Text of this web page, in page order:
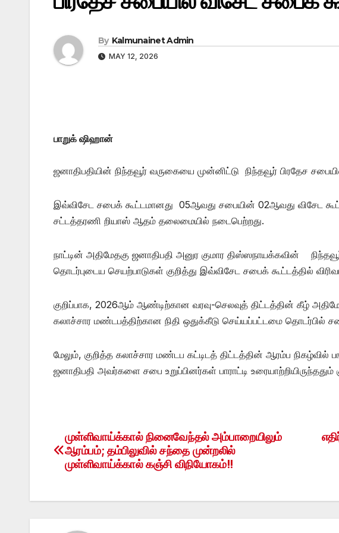
By Kalmunainet Admin
MAY 12, 2026
பாறுக் ஷிஹான்
ஜனாதிபதியின் நிந்தவூர் வருகையை முன்னிட்டு நிந்தவூர் பிரதேச
இவ்விசேட சபைக் கூட்டமானது 05ஆவது சபையின் 02ஆவது விசேட
சட்டத்தரணி றியாஸ் ஆதம் தலைமையில் நடைபெற்றது.
நாட்டின் அதிமேதகு ஜனாதிபதி அனுர குமார திஸ்ஸநாயக்கவின்
தொடர்புடைய செயற்பாடுகள் குறித்து இவ்விசேட சபைக் கூட்டத்தில்
குறிப்பாக, 2026ஆம் ஆண்டிற்கான வரவு-செலவுத் திட்டத்தின் கீழ்
கலாச்சார மண்டபத்திற்கான நிதி ஒதுக்கீடு செய்யப்பட்டமை தொடர்பில்
மேலும், குறித்த கலாச்சார மண்டப கட்டிடத் திட்டத்தின் ஆரம்ப நிகழ்வில்
ஜனாதிபதி அவர்களை சபை உறுப்பினர்கள் பாராட்டி உரையாற்றியிருந்ததும்
Post
navigation
முள்ளிவாய்க்கால் நினைவேந்தல் அம்பாறையிலும்
ஆரம்பம்; தம்பிலுவில் சந்தை முன்றலில்
முள்ளிவாய்க்கால் கஞ்சி விநியோகம்!!